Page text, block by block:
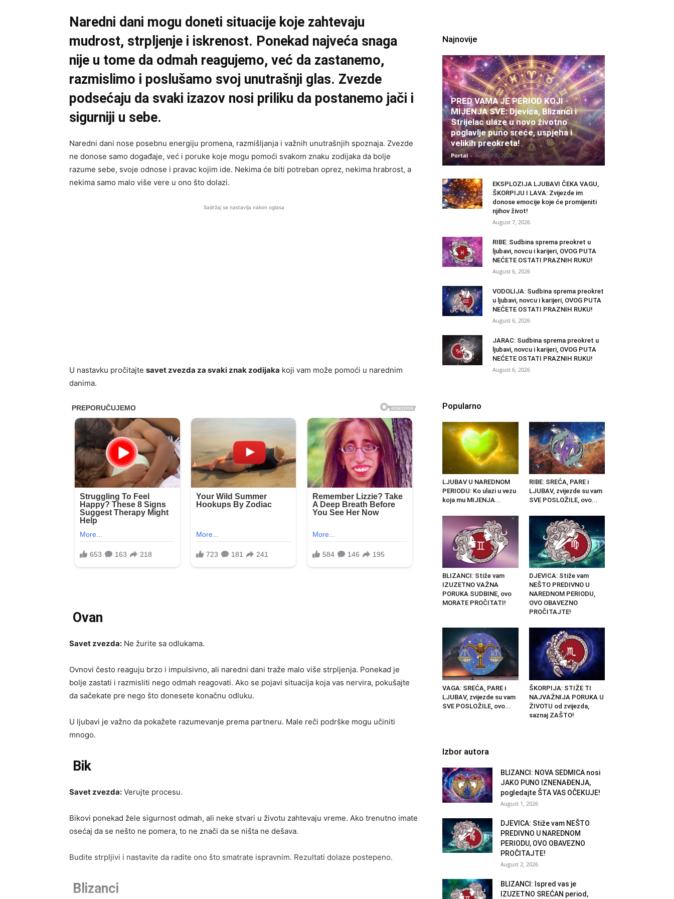
Naredni dani mogu doneti situacije koje zahtevaju
mudrost, strpljenje i iskrenost. Ponekad najveća snaga
nije u tome da odmah reagujemo, već da zastanemo,
razmislimo i poslušamo svoj unutrašnji glas. Zvezde
podsećaju da svaki izazov nosi priliku da postanemo jači i
sigurniji u sebe.
Naredni dani nose posebnu energiju promena, razmišljanja i važnih unutrašnjih spoznaja. Zvezde
ne donose samo događaje, već i poruke koje mogu pomoći svakom znaku zodijaka da bolje
razume sebe, svoje odnose i pravac kojim ide. Nekima će biti potreban oprez, nekima hrabrost, a
nekima samo malo više vere u ono što dolazi.
Sadržaj se nastavlja nakon oglasa
U nastavku pročitajte savet zvezda za svaki znak zodijaka koji vam može pomoći u narednim
danima.
Ovan
Savet zvezda: Ne žurite sa odlukama.
Ovnovi često reaguju brzo i impulsivno, ali naredni dani traže malo više strpljenja. Ponekad je
bolje zastati i razmisliti nego odmah reagovati. Ako se pojavi situacija koja vas nervira, pokušajte
da sačekate pre nego što donesete konačnu odluku.
U ljubavi je važno da pokažete razumevanje prema partneru. Male reči podrške mogu učiniti
mnogo.
Bik
Savet zvezda: Verujte procesu.
Bikovi ponekad žele sigurnost odmah, ali neke stvari u životu zahtevaju vreme. Ako trenutno imate
osećaj da se nešto ne pomera, to ne znači da se ništa ne dešava.
Budite strpljivi i nastavite da radite ono što smatrate ispravnim. Rezultati dolaze postepeno.
Blizanci
Najnovije
PRED VAMA JE PERIOD KOJI
MIJENJA SVE: Djevica, Blizanci i
Strijelac ulaze u novo životno
poglavlje puno sreće, uspjeha i
velikih preokreta!
Portal - August 7, 2026
EKSPLOZIJA LJUBAVI ČEKA VAGU,
ŠKORPIJU I LAVA: Zvijezde im
donose emocije koje će promijeniti
njihov život!
August 7, 2026
RIBE: Sudbina sprema preokret u
ljubavi, novcu i karijeri, OVOG PUTA
NEĆETE OSTATI PRAZNIH RUKU!
August 6, 2026
VODOLIJA: Sudbina sprema preokret
u ljubavi, novcu i karijeri, OVOG PUTA
NEĆETE OSTATI PRAZNIH RUKU!
August 6, 2026
JARAC: Sudbina sprema preokret u
ljubavi, novcu i karijeri, OVOG PUTA
NEĆETE OSTATI PRAZNIH RUKU!
August 6, 2026
Popularno
LJUBAV U NAREDNOM
PERIODU: Ko ulazi u vezu
koja mu MIJENJA...
RIBE: SREĆA, PARE i
LJUBAV, zvijezde su vam
SVE POSLOŽILE, ovo...
BLIZANCI: Stiže vam
IZUZETNO VAŽNA
PORUKA SUDBINE, ovo
MORATE PROČITATI!
DJEVICA: Stiže vam
NEŠTO PREDIVNO U
NAREDNOM PERIODU,
OVO OBAVEZNO
PROČITAJTE!
VAGA: SREĆA, PARE i
LJUBAV, zvijezde su vam
SVE POSLOŽILE, ovo...
ŠKORPIJA: STIŽE TI
NAJVAŽNIJA PORUKA U
ŽIVOTU od zvijezda,
saznaj ZAŠTO!
Izbor autora
BLIZANCI: NOVA SEDMICA nosi
JAKO PUNO IZNENAĐENJA,
pogledajte ŠTA VAS OČEKUJE!
August 1, 2026
DJEVICA: Stiže vam NEŠTO
PREDIVNO U NAREDNOM
PERIODU, OVO OBAVEZNO
PROČITAJTE!
August 2, 2026
BLIZANCI: Ispred vas je
IZUZETNO SREĆAN period,